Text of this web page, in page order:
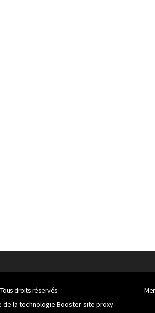
Tous droits réservés
de la technologie Booster-site proxy